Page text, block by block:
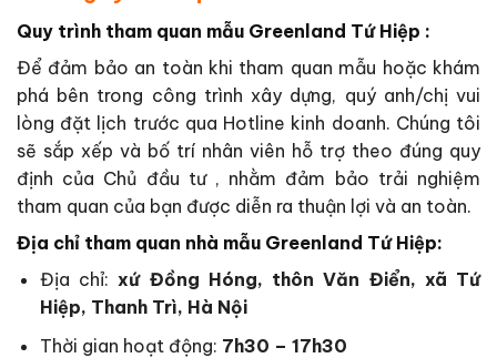
Quy trình tham quan mẫu Greenland Tứ Hiệp :
Để đảm bảo an toàn khi tham quan mẫu hoặc khám
phá bên trong công trình xây dựng, quý anh/chị vui
lòng đặt lịch trước qua Hotline kinh doanh. Chúng tôi
sẽ sắp xếp và bố trí nhân viên hỗ trợ theo đúng quy
định của Chủ đầu tư , nhằm đảm bảo trải nghiệm
tham quan của bạn được diễn ra thuận lợi và an toàn.
Địa chỉ tham quan nhà mẫu Greenland Tứ Hiệp:
Địa chỉ:xứ Đồng Hóng, thôn Văn Điển, xã Tứ
Hiệp, Thanh Trì, Hà Nội
Thời gian hoạt động: 7h30 – 17h30